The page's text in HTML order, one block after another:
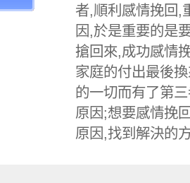
者,順利感情挽回,
因,於是重要的是
搶回來,成功感情
家庭的付出最後
的一切而有了第
原因;想要感情挽
原因,找到解決的